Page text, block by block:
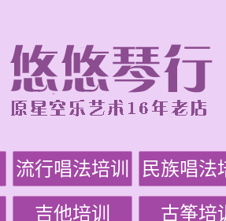
流行唱法培训 民族唱法
吉他培训 古筝培